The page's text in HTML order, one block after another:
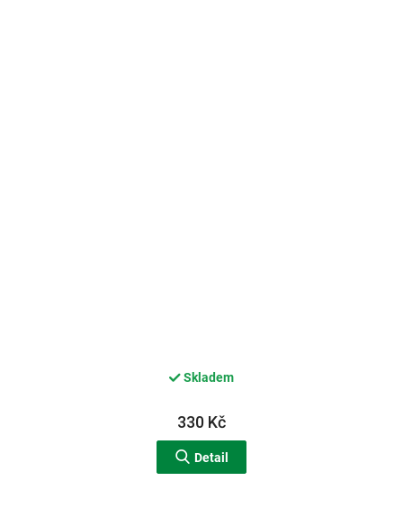
Skladem
330 Kč
Detail